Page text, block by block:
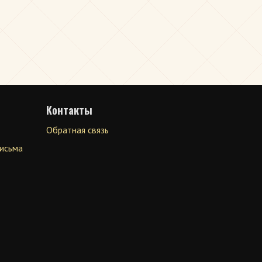
Контакты
Обратная связь